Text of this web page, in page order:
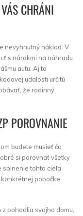
CHRÁNI
nevyhnutný náklad. V
s nárokmi na náhradu
autu. Aj to
udalosti určitú
že rodinný
POROVNANIE
budete musieť čo
si porovnať všetky
splnenie tohto cieľa
pobočke
pohodlia svojho domu,